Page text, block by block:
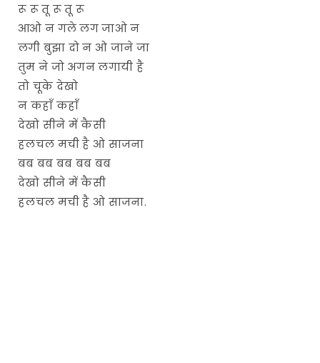
रू रू तू रू तू रू
आओ न गले लग जाओ न
लगी बुझा दो न ओ जाने जा
तुम ने जो अगन लगायी है
तो चूके देखो
न कहाँ कहाँ
देखो सीने में कैसी
हलचल मची है ओ साजना
बब बब बब बब बब
देखो सीने में कैसी
हलचल मची है ओ साजना.